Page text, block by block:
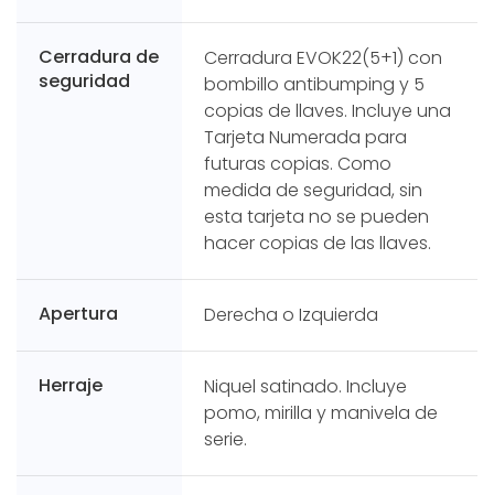
Cerradura de
seguridad
Cerradura EVOK22(5+1) con
bombillo antibumping y 5
copias de llaves. Incluye una
Tarjeta Numerada para
futuras copias. Como
medida de seguridad, sin
esta tarjeta no se pueden
hacer copias de las llaves.
Apertura Derecha o Izquierda
Herraje
Niquel satinado. Incluye
pomo, mirilla y manivela de
serie.